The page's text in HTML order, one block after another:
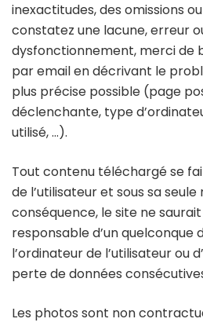
inexactitudes, des omissions
constatez une lacune, erreur
dysfonctionnement, merci de
par email en décrivant le
plus précise possible (page
déclenchante, type
utilisé, …).
Tout contenu téléchargé se
de l’utilisateur et sous sa
conséquence, le site ne
responsable d’un quelconque
l’ordinateur de l’utilisateur ou
perte de données
Les photos sont non